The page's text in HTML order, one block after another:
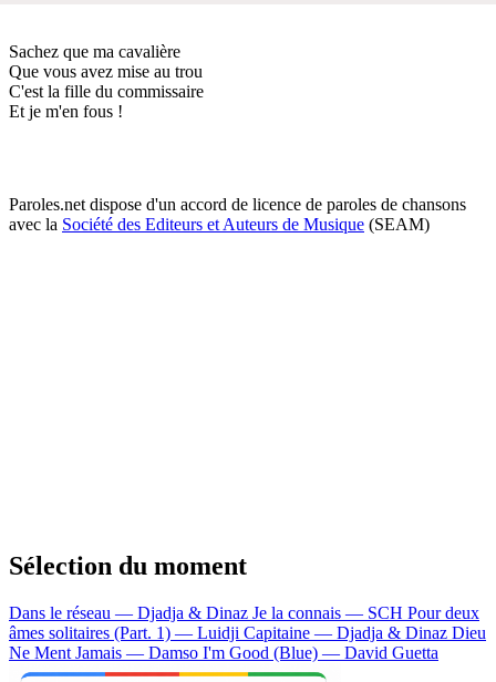
Sachez que ma cavalière
Que vous avez mise au trou
C'est la fille du commissaire
Et je m'en fous !
Paroles.net dispose d'un accord de licence de paroles de chansons
avec la Société des Editeurs et Auteurs de Musique (SEAM)
Sélection du moment
Dans le réseau — Djadja & Dinaz Je la connais — SCH Pour deux
âmes solitaires (Part. 1) — Luidji Capitaine — Djadja & Dinaz Dieu
Ne Ment Jamais — Damso I'm Good (Blue) — David Guetta